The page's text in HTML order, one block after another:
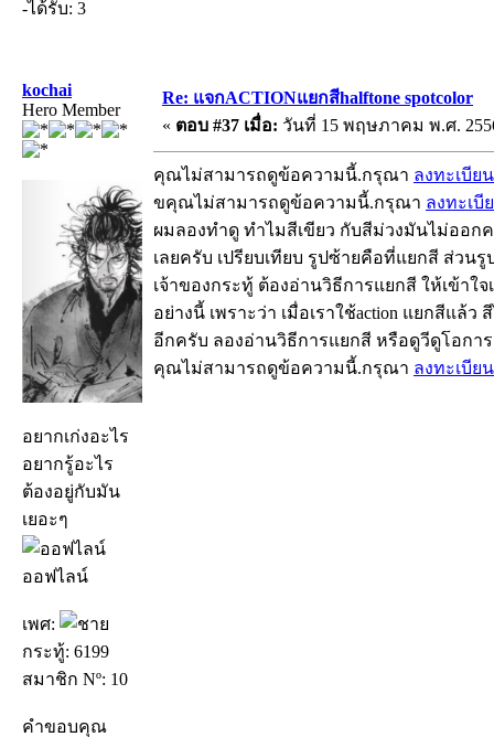
-ได้รับ: 3
kochai
Hero Member
อยากเก่งอะไร
อยากรู้อะไร
ต้องอยู่กับมัน
เยอะๆ
ออฟไลน์
เพศ:
กระทู้: 6199
สมาชิก Nº: 10
คำขอบคุณ
Re: แจกACTIONแยกสีhalftone spotcolor
« ตอบ #37 เมื่อ: วันที่ 15 พฤษภาคม พ.ศ.
คุณไม่สามารถดูข้อความนี้.กรุณา ลงทะเบียน
ขคุณไม่สามารถดูข้อความนี้.กรุณา ลงทะเบี
ผมลองทำดู ทำไมสีเขียว กับสีม่วงมันไม่ออก
เลยครับ เปรียบเทียบ รูปซ้ายคือที่แยกสี ส่วน
เจ้าของกระทู้ ต้องอ่านวิธีการแยกสี ให้เข้าใ
อย่างนี้ เพราะว่า เมื่อเราใช้action แยกสีแล้
อีกครับ ลองอ่านวิธีการแยกสี หรือดูวีดูโอกา
คุณไม่สามารถดูข้อความนี้.กรุณา ลงทะเบียน